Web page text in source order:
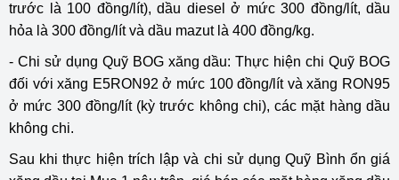
trước là 100 đồng/lít), dầu diesel ở mức 300 đồng/lít, dầu
hỏa là 300 đồng/lít và dầu mazut là 400 đồng/kg.
- Chi sử dụng Quỹ BOG xăng dầu: Thực hiện chi Quỹ BOG
đối với xăng E5RON92 ở mức 100 đồng/lít và xăng RON95
ở mức 300 đồng/lít (kỳ trước không chi), các mặt hàng dầu
không chi.
Sau khi thực hiện trích lập và chi sử dụng Quỹ Bình ổn giá